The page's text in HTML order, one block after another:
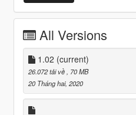
All Versions
1.02 (current)
26.072 tải về
, 70 MB
20 Tháng hai, 2020